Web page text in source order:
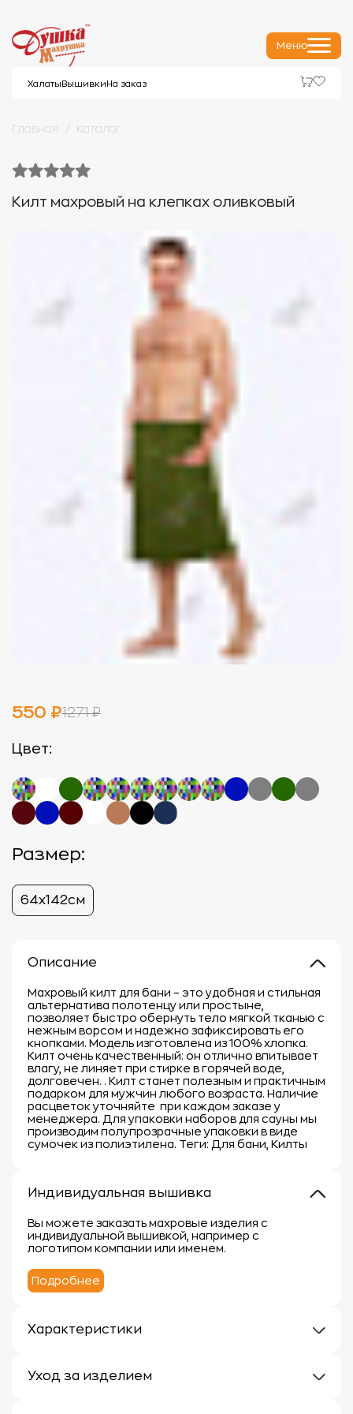
Меню
Халаты Вышивки На заказ
Главная Каталог
Килт махровый на клепках оливковый
550 ₽1271 ₽
Цвет:
Размер:
64х142см
Описание
Махровый килт для бани – это удобная и стильная
альтернатива полотенцу или простыне,
позволяет быстро обернуть тело мягкой тканью с
нежным ворсом и надежно зафиксировать его
кнопками. Модель изготовлена из 100% хлопка.
Килт очень качественный: он отлично впитывает
влагу, не линяет при стирке в горячей воде,
долговечен. . Килт станет полезным и практичным
подарком для мужчин любого возраста. Наличие
расцветок уточняйте при каждом заказе у
менеджера. Для упаковки наборов для сауны мы
производим полупрозрачные упаковки в виде
сумочек из полиэтилена. Теги: Для бани, Килты
Индивидуальная вышивка
Вы можете заказать махровые изделия с
индивидуальной вышивкой, например с
логотипом компании или именем.
Подробнее
Характеристики
Материал: 100% хлопок
Уход за изделием